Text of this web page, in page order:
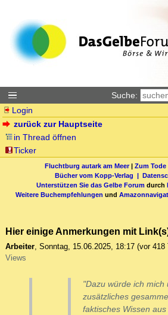
Suche:
Login
zurück zur Hauptseite
in Thread öffnen
Ticker
Fluchtburg autark am Meer| Zum
Bücher vom Kopp-Verlag |
Unterstützen Sie das Gelbe Forum durch
Weitere Buchempfehlungen und
Hier einige Anmerkungen mit
Arbeiter, Sonntag, 15.06.2025, 18:17 (vor 418
Views
"Dazu würde ich mich
zusätzliches
faktisches Wissen aus